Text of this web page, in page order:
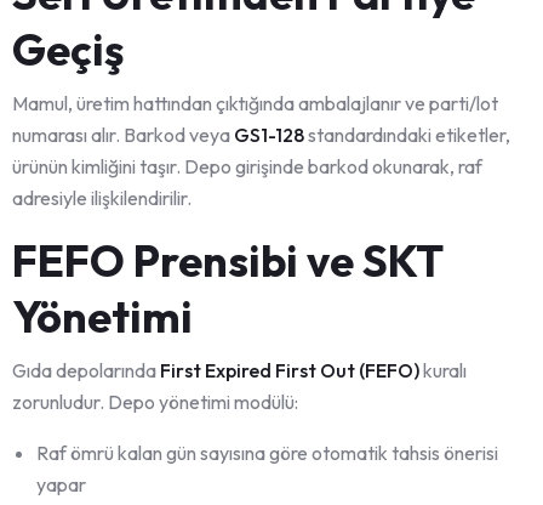
Geçiş
Mamul, üretim hattından çıktığında ambalajlanır ve parti/lot
numarası alır. Barkod veya GS1-128standardındaki etiketler,
ürünün kimliğini taşır. Depo girişinde barkod okunarak, raf
adresiyle ilişkilendirilir.
FEFO Prensibi ve SKT
Yönetimi
Gıda depolarında First Expired First Out (FEFO)kuralı
zorunludur. Depo yönetimi modülü:
Raf ömrü kalan gün sayısına göre otomatik tahsis önerisi
yapar